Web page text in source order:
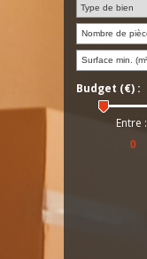
Budget (€) :
Entre :